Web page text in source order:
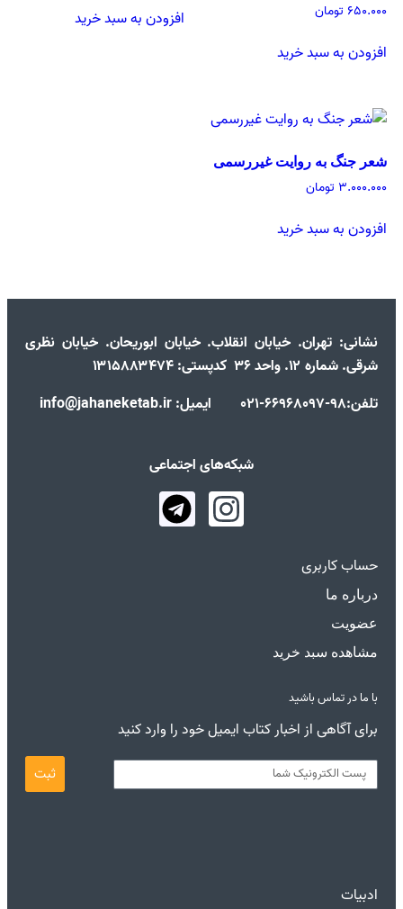
۶۵۰.۰۰۰تومان
افزودن به سبد خرید
افزودن به سبد خرید
شعر جنگ به روایت غیررسمی
۳.۰۰۰.۰۰۰تومان
افزودن به سبد خرید
نشانی:تهران. خیابان انقلاب. خیابان ابوریحان. خیابان نظری
شرقی. شماره ۱۲. واحد ۳۶ کدپستی: ۱۳۱۵۸۸۳۴۷۴
تلفن:98-66968097-021 ایمیل: info@jahaneketab.ir
شبکه‌های اجتماعی
حساب کاربری
درباره ما
عضویت
مشاهده سبد خرید
با ما در تماس باشید
برای آگاهی از اخبار کتاب ایمیل خود را وارد کنید
ثبت
ادبیات